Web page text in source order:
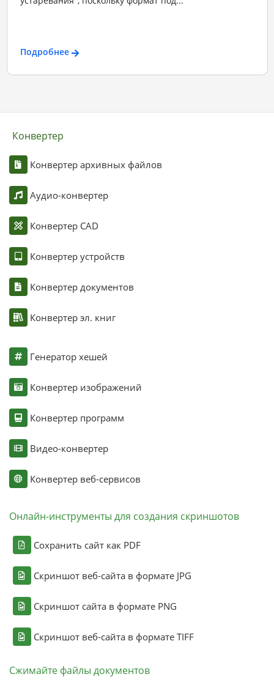
Подробнее
Конвертер
Конвертер архивных файлов
Аудио-конвертер
Конвертер CAD
Конвертер устройств
Конвертер документов
Конвертер эл. книг
Генератор хешей
Конвертер изображений
Конвертер программ
Видео-конвертер
Конвертер веб-сервисов
Онлайн-инструменты для создания скриншотов
Сохранить сайт как PDF
Скриншот веб-сайта в формате JPG
Скриншот сайта в формате PNG
Скриншот веб-сайта в формате TIFF
Сжимайте файлы документов